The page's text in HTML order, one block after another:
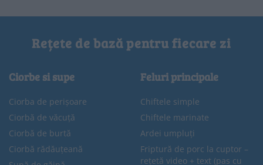
Rețete de bază pentru fiecare zi
Ciorbe si supe
Ciorba de perișoare
Ciorbă de văcuță
Ciorbă de burtă
Ciorbă rădăuțeană
Feluri principale
Chiftele simple
Chiftele marinate
Ardei umpluți
Friptură de porc la cuptor –
rețetă video + text (pas cu